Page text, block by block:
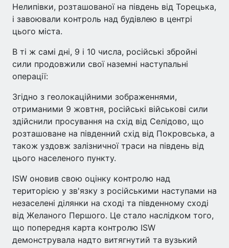
Нелипівки, розташованої на південь від Торецька,
і завоювали контроль над будівлею в центрі
цього міста.
В ті ж самі дні, 9 і 10 числа, російські збройні
сили продовжили свої наземні наступальні
операції:
Згідно з геолокаційними зображеннями,
отриманими 9 жовтня, російські військові сили
здійснили просування на схід від Селідово, що
розташоване на південний схід від Покровська, а
також уздовж залізничної траси на південь від
цього населеного пункту.
ISW оновив свою оцінку контролю над
територією у зв'язку з російськими наступами на
незаселені ділянки на сході та південному сході
від Желаного Першого. Це стало наслідком того,
що попередня карта контролю ISW
демонструвала надто витягнутий та вузький